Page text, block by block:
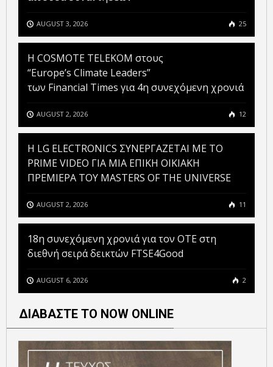
AUGUST 3, 2026 25
Η COSMOTE TELEKOM στους
“Europe’s Climate Leaders”
των Financial Times για 4η συνεχόμενη χρονιά
AUGUST 2, 2026 12
H LG ELECTRONICS ΣΥΝΕΡΓΑΖΕΤΑΙ ΜΕ ΤΟ
PRIME VIDEO ΓΙΑ ΜΙΑ ΕΠΙΚΗ ΟΙΚΙΑΚΗ
ΠΡΕΜΙΕΡΑ ΤΟΥ MASTERS OF THE UNIVERSE
AUGUST 2, 2026 11
18η συνεχόμενη χρονιά για τον ΟΤΕ στη
διεθνή σειρά δεικτών FTSE4Good
AUGUST 6, 2026 2
ΔΙΑΒΑΣΤΕ ΤΟ NOW ONLINE